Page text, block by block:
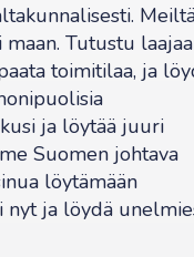
Tutustu
toimitilaa, ja
ja löytää juuri
Suomen johtava
löytämään
nyt ja löydä